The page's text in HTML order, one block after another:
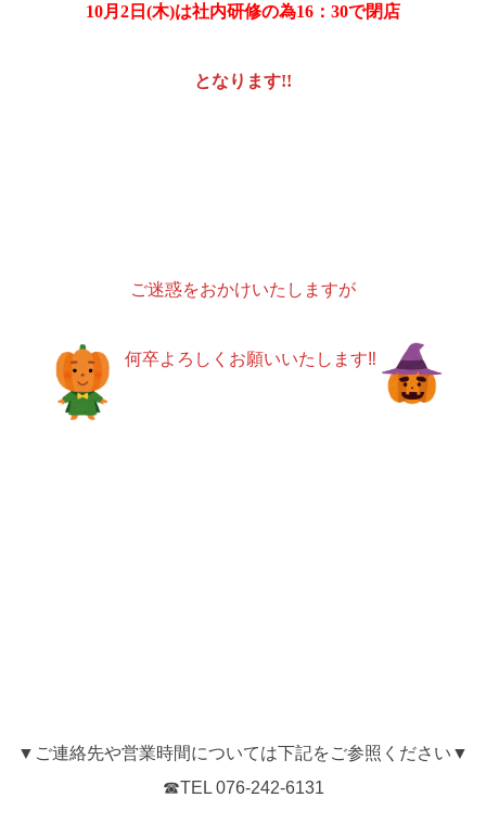
10月2日(木)は社内研修の為16：30で閉店
となります!!
ご迷惑をおかけいたしますが
何卒よろしくお願いいたします‼
▼ご連絡先や営業時間については下記をご参照ください▼
☎TEL 076-242-6131